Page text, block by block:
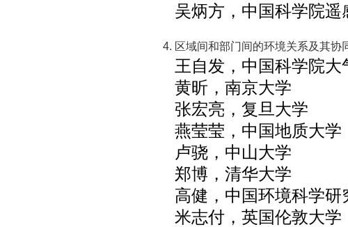
吴炳方，中国科学院
区域间和部门间的环境关系及其协
王自发，中国科学院大
黄昕，南京大学
张宏亮，复旦大学
燕莹莹，中国地质大学
卢骁，中山大学
郑博，清华大学
高健，中国环境科学研
米志付，英国伦敦大学